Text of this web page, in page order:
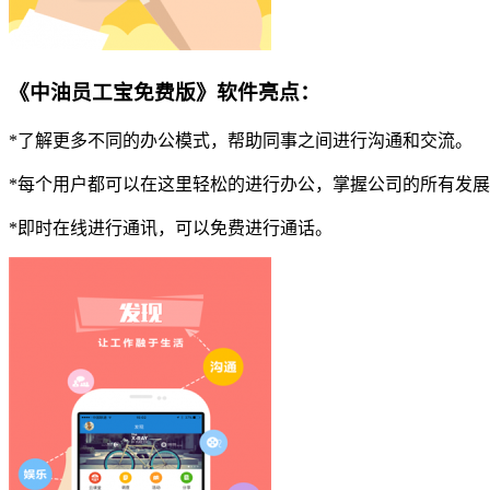
《中油员工宝免费版》软件亮点：
*了解更多不同的办公模式，帮助同事之间进行沟通和交流。
*每个用户都可以在这里轻松的进行办公，掌握公司的所有发
*即时在线进行通讯，可以免费进行通话。